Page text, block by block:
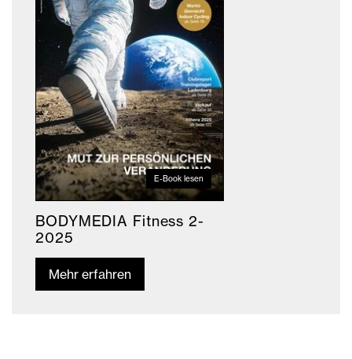
E-Book lesen
BODYMEDIA Fitness 2-
2025
Mehr erfahren